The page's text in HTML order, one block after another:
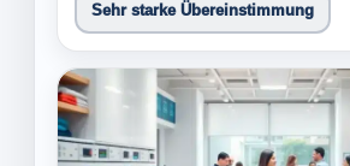
Sehr starke Übereinstimmung